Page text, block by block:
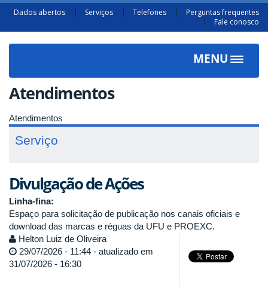
Dados abertos Serviços Telefones
Perguntas frequentes
Fale conosco
MENU
Toggle
Atendimentos
Atendimentos
Serviço
Divulgação de Ações
Linha-fina:
Espaço para solicitação de publicação nos canais oficiais e
download das marcas e réguas da UFU e PROEXC.
Helton Luiz de Oliveira
29/07/2026 - 11:44 - atualizado em
31/07/2026 - 16:30